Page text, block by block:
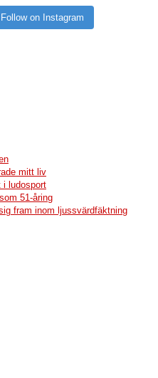
Follow on Instagram
mitt liv
i ludosport
51-åring
fram inom ljussvärdfäktning